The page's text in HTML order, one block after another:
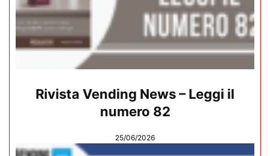
Rivista Vending News – Leggi il
numero 82
25/06/2026